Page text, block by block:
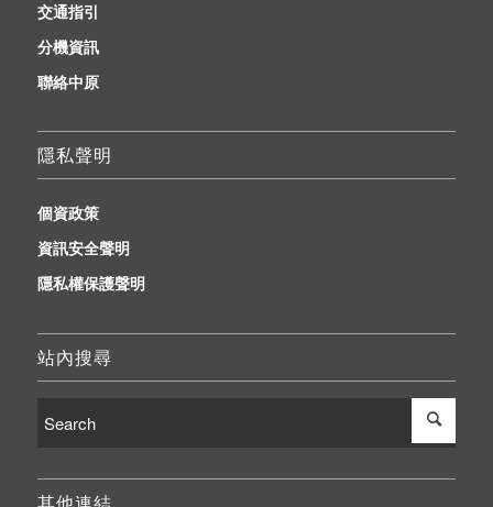
交通指引
分機資訊
聯絡中原
隱私聲明
個資政策
資訊安全聲明
隱私權保護聲明
站內搜尋
其他連結